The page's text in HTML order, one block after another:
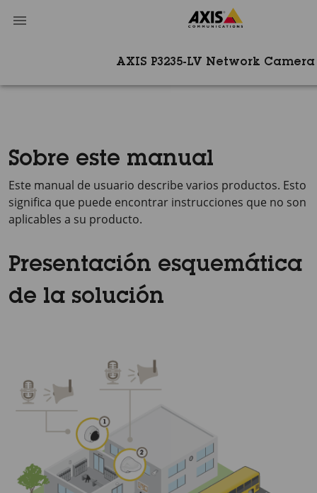
AXIS P3235-LV Network Camera
Sobre este manual
Este manual de usuario describe varios productos. Esto
significa que puede encontrar instrucciones que no son
aplicables a su producto.
Presentación esquemática
de la solución